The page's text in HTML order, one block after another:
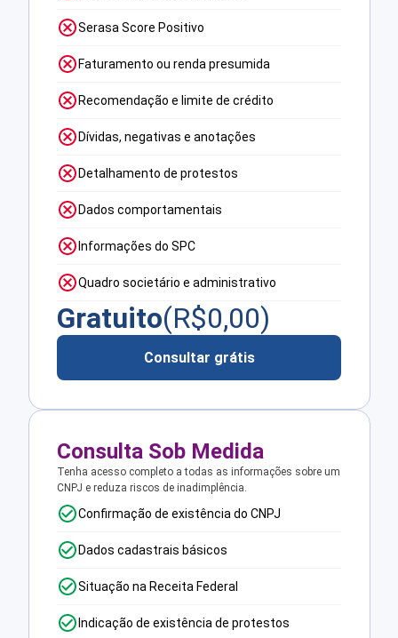
Serasa Score Positivo
Faturamento ou renda presumida
Recomendação e limite de crédito
Dívidas, negativas e anotações
Detalhamento de protestos
Dados comportamentais
Informações do SPC
Quadro societário e administrativo
Gratuito(R$0,00)
Consultar grátis
Consulta Sob Medida
Tenha acesso completo a todas as informações sobre um
CNPJ e reduza riscos de inadimplência.
Confirmação de existência do CNPJ
Dados cadastrais básicos
Situação na Receita Federal
Indicação de existência de protestos